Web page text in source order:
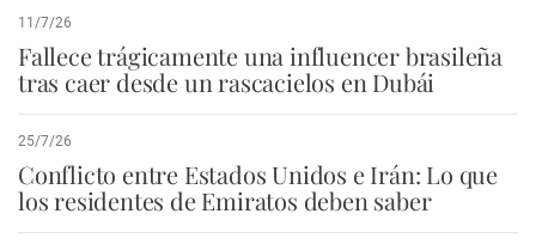
11/7/26
Fallece trágicamente una influencer brasileña
tras caer desde un rascacielos en Dubái
25/7/26
Conflicto entre Estados Unidos e Irán: Lo que
los residentes de Emiratos deben saber